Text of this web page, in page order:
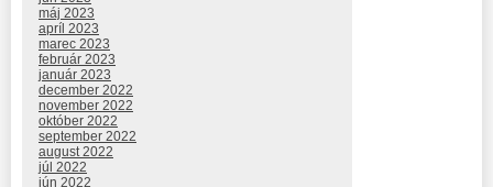
máj 2023
apríl 2023
marec 2023
február 2023
január 2023
december 2022
november 2022
október 2022
september 2022
august 2022
júl 2022
jún 2022